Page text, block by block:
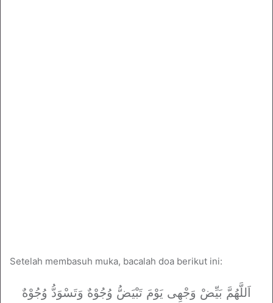
Setelah membasuh muka, bacalah doa berikut ini:
اَللَّهُمَّ بَيِّضْ وَجْهِى يَوْمَ تَبْيَضُّ وُجُوْهٌ وَتَسْوَدُّ وُجُوْهٌ